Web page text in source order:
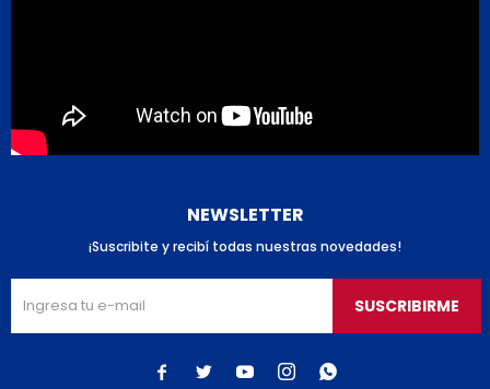
NEWSLETTER
¡Suscribite y recibí todas nuestras novedades!
SUSCRIBIRME
    